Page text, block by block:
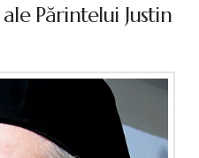
Părintelui Justin